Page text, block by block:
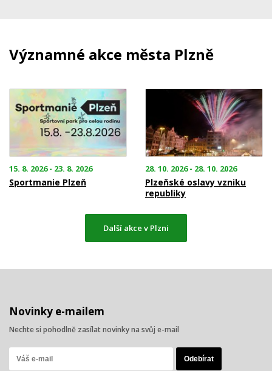
Významné akce města Plzně
15. 8. 2026 - 23. 8. 2026
Sportmanie Plzeň
28. 10. 2026 - 28. 10. 2026
Plzeňské oslavy vzniku
republiky
Další akce v Plzni
Novinky e-mailem
Nechte si pohodlně zasílat novinky na svůj e-mail